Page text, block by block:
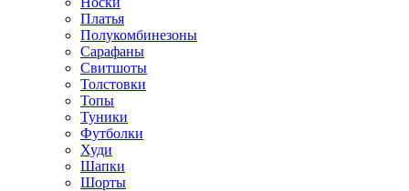
Платья
Полукомбинезоны
Сарафаны
Свитшоты
Толстовки
Топы
Туники
Футболки
Худи
Шапки
Шорты